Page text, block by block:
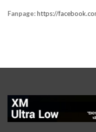
Fanpage:https://